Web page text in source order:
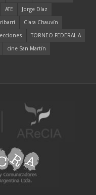
ATE
Jorge Díaz
Clara Chauvín
TORNEO FEDERAL A
cine San Martín